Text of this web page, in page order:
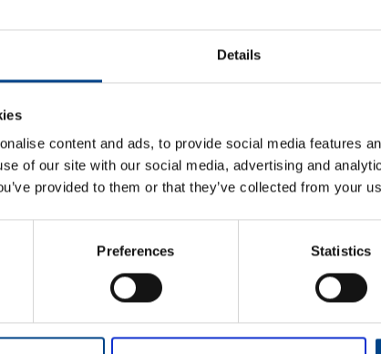
Details
content and ads, to provide social media features
of our site with our social media, advertising and
provided to them or that they’ve collected from your
Preferences Statistics
Tootekood: FL96Z
Tootekood: FL462A
Mon­taaž­plaat Orion Plus, 500×300
Tootekood: FL407A